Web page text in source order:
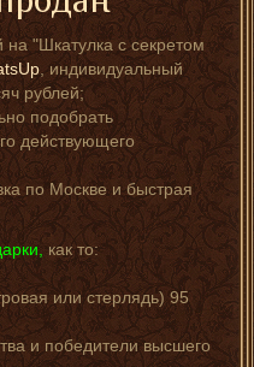
"Шкатулка с секретом
, индивидуальный
рублей;
подобрать
действующего
по Москве и быстрая
как то:
или стерлядь) 95
и победители высшего